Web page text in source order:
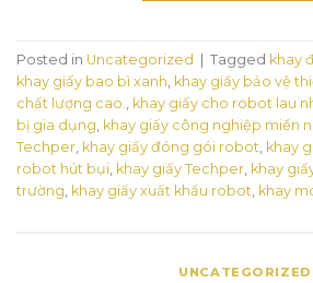
Posted in Uncategorized | Tagged khay
khay giấy bao bì xanh khay giấy bảo vệ
chất lượng cao.
khay giấy cho robot lau
bị gia dụng khay giấy công nghiệp miền
Techper khay giấy đóng gói robot khay
robot hút bụi khay giấy Techper khay
trường khay giấy xuất khẩu robot khay
UNCATEGORIZED